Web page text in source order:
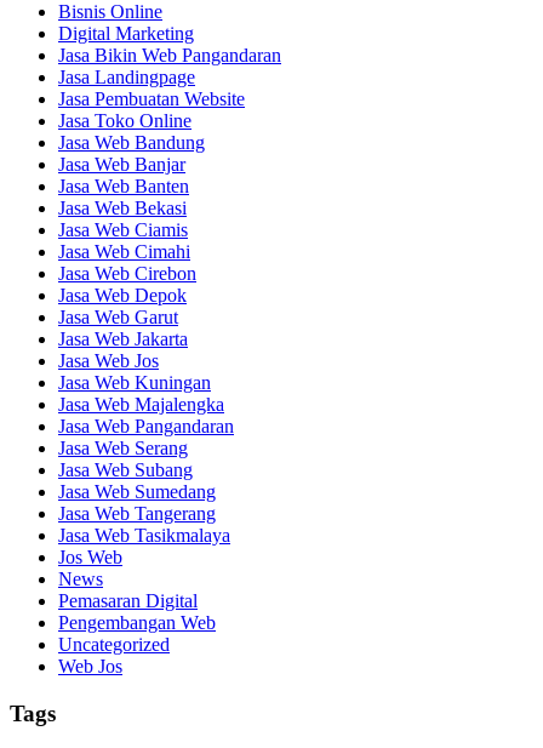
Bisnis Online
Digital Marketing
Jasa Bikin Web Pangandaran
Jasa Landingpage
Jasa Pembuatan Website
Jasa Toko Online
Jasa Web Bandung
Jasa Web Banjar
Jasa Web Banten
Jasa Web Bekasi
Jasa Web Ciamis
Jasa Web Cimahi
Jasa Web Cirebon
Jasa Web Depok
Jasa Web Garut
Jasa Web Jakarta
Jasa Web Jos
Jasa Web Kuningan
Jasa Web Majalengka
Jasa Web Pangandaran
Jasa Web Serang
Jasa Web Subang
Jasa Web Sumedang
Jasa Web Tangerang
Jasa Web Tasikmalaya
Jos Web
News
Pemasaran Digital
Pengembangan Web
Uncategorized
Web Jos
Tags